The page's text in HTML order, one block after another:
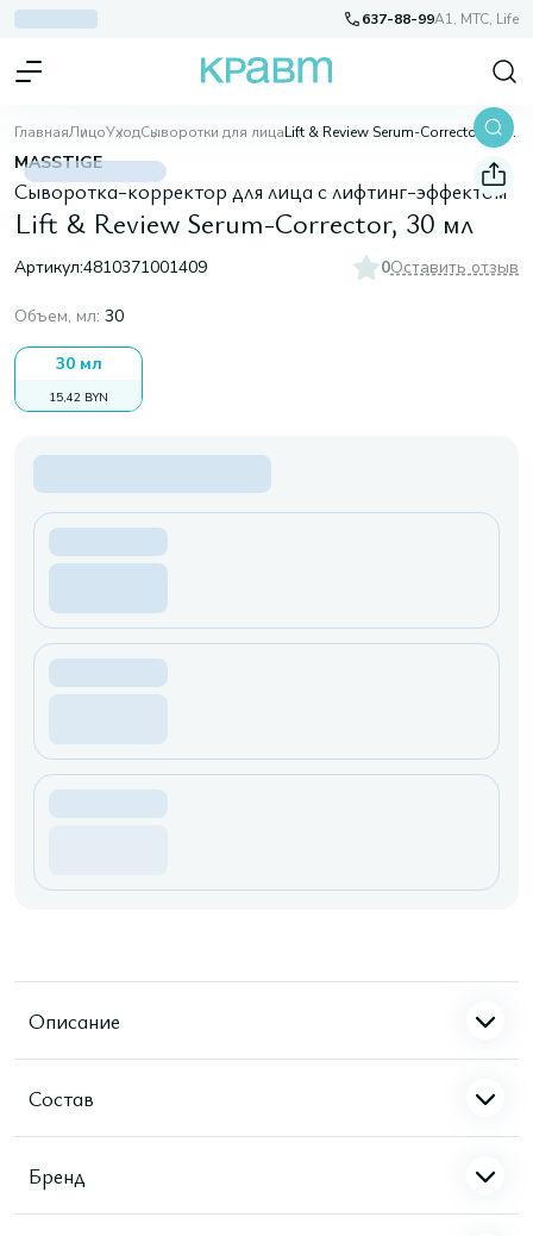
637-88-99A1, МТС, Life
ГлавнаяЛицоУходСыворотки для лица Lift & Review Serum-Corrector, 30 мл
MASSTIGE
Сыворотка-корректор для лица с лифтинг-эффектом
Lift & Review Serum-Corrector, 30 мл
Артикул:4810371001409 0Оставить отзыв
Объем, мл: 30
30 мл
15,42 BYN
Описание
Состав
Бренд